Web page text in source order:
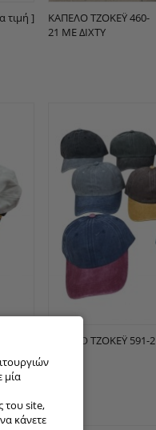
τιμή ]
ΚΑΠΈΛO ΤΖΌΚΕΫ 460-
21 ΜΕ ΔΊΧΤΥ
ΚΑΠΈΛO ΤΖΌΚΕΫ 591-2
μία
του site,
κάνετε